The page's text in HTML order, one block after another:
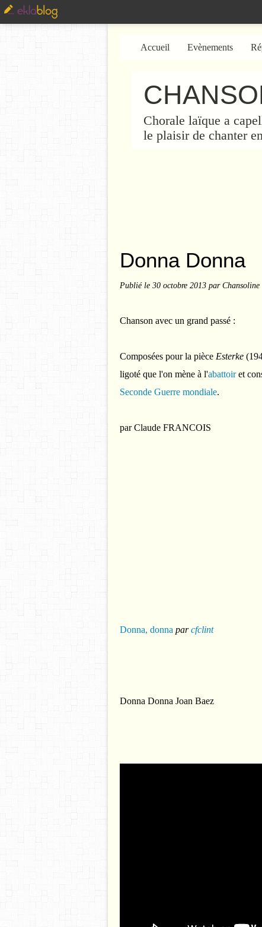
Chorale laïque a
le plaisir de chanter
Accueil Evènements
Donna Donna
Publié le 30 octobre 2013 par Chansoline
Chanson avec un grand passé :
Composées pour la pièce Esterke
ligoté que l'on mène à l'abattoiret
Seconde Guerre mondiale.
par Claude FRANCOIS
Donna, donna parcfclint
Donna Donna Joan Baez